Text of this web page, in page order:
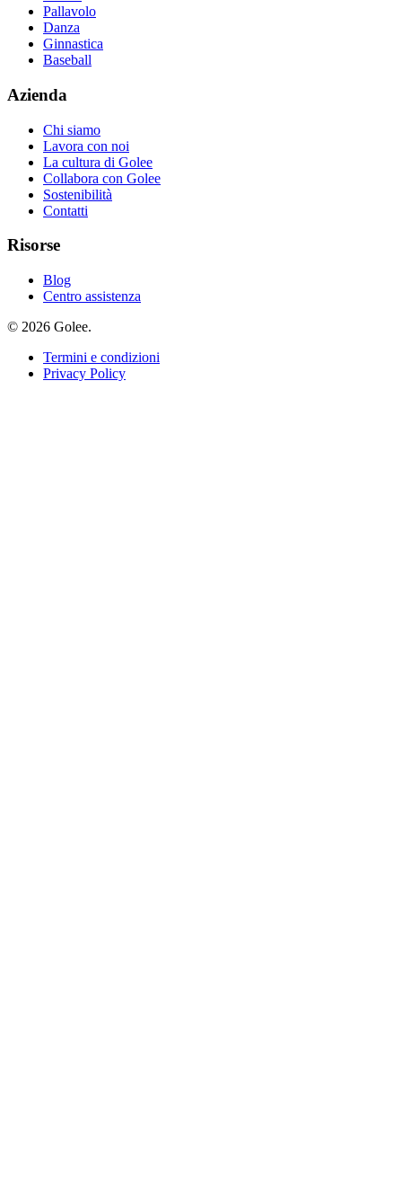
Pallavolo
Danza
Ginnastica
Baseball
Azienda
Chi siamo
Lavora con noi
La cultura di Golee
Collabora con Golee
Sostenibilità
Contatti
Risorse
Blog
Centro assistenza
© 2026 Golee.
Termini e condizioni
Privacy Policy